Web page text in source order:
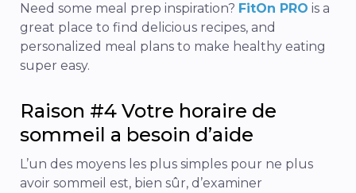
Need some meal prep inspiration? FitOn PRO is a
great place to find delicious recipes, and
personalized meal plans to make healthy eating
super easy.
Raison #4 Votre horaire de
sommeil a besoin d’aide
L’un des moyens les plus simples pour ne plus
avoir sommeil est, bien sûr, d’examiner